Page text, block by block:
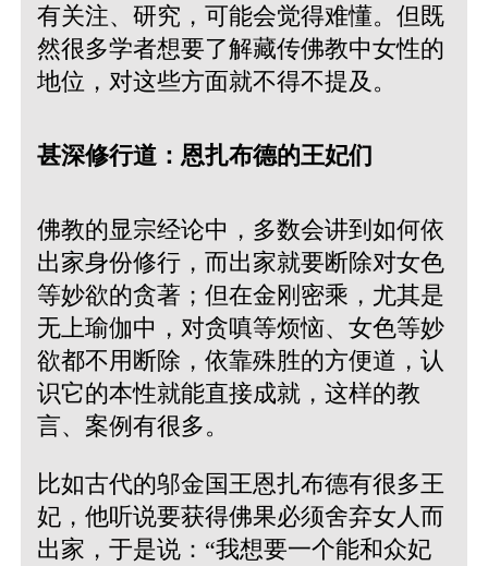
有关注、研究，可能会觉得难懂。但既
然很多学者想要了解藏传佛教中女性的
地位，对这些方面就不得不提及。
甚深修行道：恩扎布德的王妃们
佛教的显宗经论中，多数会讲到如何依
出家身份修行，而出家就要断除对女色
等妙欲的贪著；但在金刚密乘，尤其是
无上瑜伽中，对贪嗔等烦恼、女色等妙
欲都不用断除，依靠殊胜的方便道，认
识它的本性就能直接成就，这样的教
言、案例有很多。
比如古代的邬金国王恩扎布德有很多王
妃，他听说要获得佛果必须舍弃女人而
出家，于是说：“我想要一个能和众妃